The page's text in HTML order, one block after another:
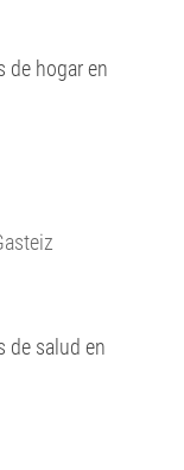
de hogar en
de salud en